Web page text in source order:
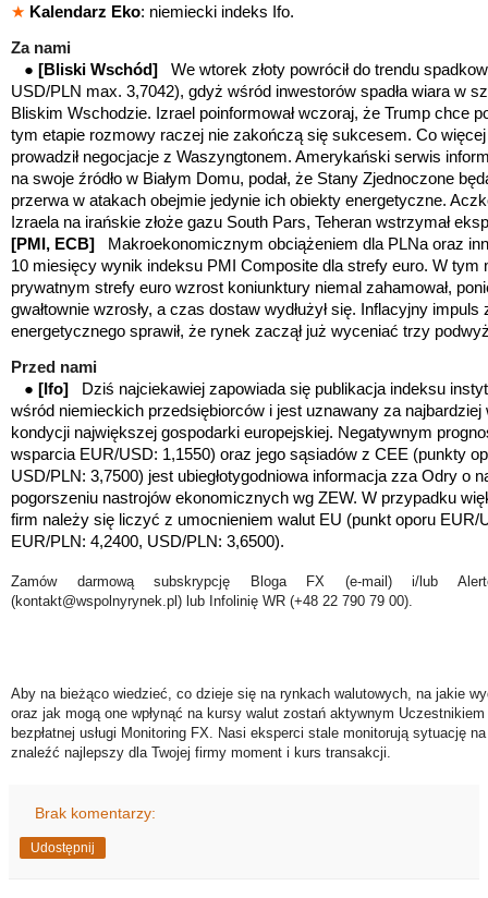
★ Kalendarz Eko: niemiecki indeks Ifo.
Za nami
● [Bliski Wschód]
We wtorek złoty powrócił do trendu
USD/PLN max. 3,7042), gdyż wśród inwestorów spadła wiara w
Bliskim Wschodzie. Izrael poinformował wczoraj, że Trump chce
tym etapie rozmowy raczej nie zakończą się sukcesem. Co
prowadził negocjacje z Waszyngtonem. Amerykański serwis
na swoje źródło w Białym Domu, podał, że Stany Zjednoczone
przerwa w atakach obejmie jedynie ich obiekty energetyczne.
Izraela na irańskie złoże gazu South Pars, Teheran wstrzymał
[PMI, ECB]
Makroekonomicznym obciążeniem dla PLNa oraz
10 miesięcy wynik indeksu PMI Composite dla strefy euro. W tym
prywatnym strefy euro wzrost koniunktury niemal zahamował,
gwałtownie wzrosły, a czas dostaw wydłużył się. Inflacyjny
energetycznego sprawił, że rynek zaczął już wyceniać trzy
Przed nami
● [Ifo]
Dziś najciekawiej zapowiada się publikacja indeksu
wśród niemieckich przedsiębiorców i jest uznawany za najbardziej
kondycji największej gospodarki europejskiej. Negatywnym
wsparcia EUR/USD: 1,1550) oraz jego sąsiadów z CEE (punkty
USD/PLN: 3,7500) jest ubiegłotygodniowa informacja zza Odry o
pogorszeniu nastrojów ekonomicznych wg ZEW. W przypadku
firm należy się liczyć z umocnieniem walut EU (punkt oporu EUR/
EUR/PLN: 4,2400, USD/PLN: 3,6500).
Zamów darmową subskrypcję Bloga FX (e-mail) i/lub
(kontakt@wspolnyrynek.pl) lub Infolinię WR (+48 22 790 79 00).
Aby na bieżąco wiedzieć, co dzieje się na rynkach walutowych, na jakie
oraz jak mogą one wpłynąć na kursy walut zostań aktywnym
bezpłatnej usługi Monitoring FX. Nasi eksperci stale monitorują sytuację
znaleźć najlepszy dla Twojej firmy moment i kurs transakcji.
Brak komentarzy:
Udostępnij